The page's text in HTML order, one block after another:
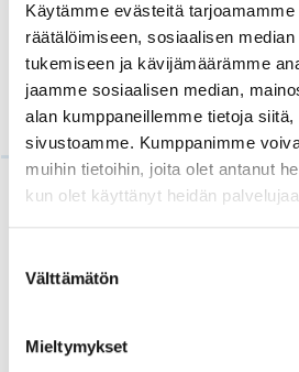
Käytämme evästeitä
räätälöimiseen, sosiaalisen
tukemiseen ja kävijämäärämme
jaamme sosiaalisen median,
alan kumppaneillemme tietoja
sivustoamme. Kumppanimme
muihin tietoihin, joita olet antanut
kun olet käyttänyt heidän
valinta
Välttämätön
Mieltymykset
Uusi kaupunginjohtaja Tomas
kannattaa hakea kasvua
Liity Helsingin
kanssa